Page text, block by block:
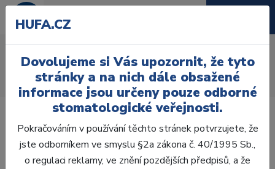
Úvod Zuby
AcryRock
AcryRock frontální D 6 ks I61, A3
HUFA.CZ
Dovolujeme si Vás upozornit, že tyto
stránky a na nich dále obsažené
informace jsou určeny pouze odborné
stomatologické veřejnosti.
Pokračováním v používání těchto stránek potvrzujete, že
jste odborníkem ve smyslu §2a zákona č. 40/1995 Sb.,
o regulaci reklamy, ve znění pozdějších předpisů, a že